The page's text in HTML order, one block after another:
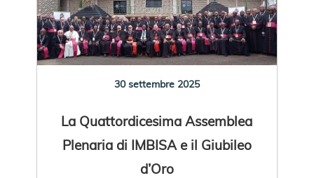
30 settembre 2025
La Quattordicesima Assemblea
Plenaria di IMBISA e il Giubileo
d’Oro